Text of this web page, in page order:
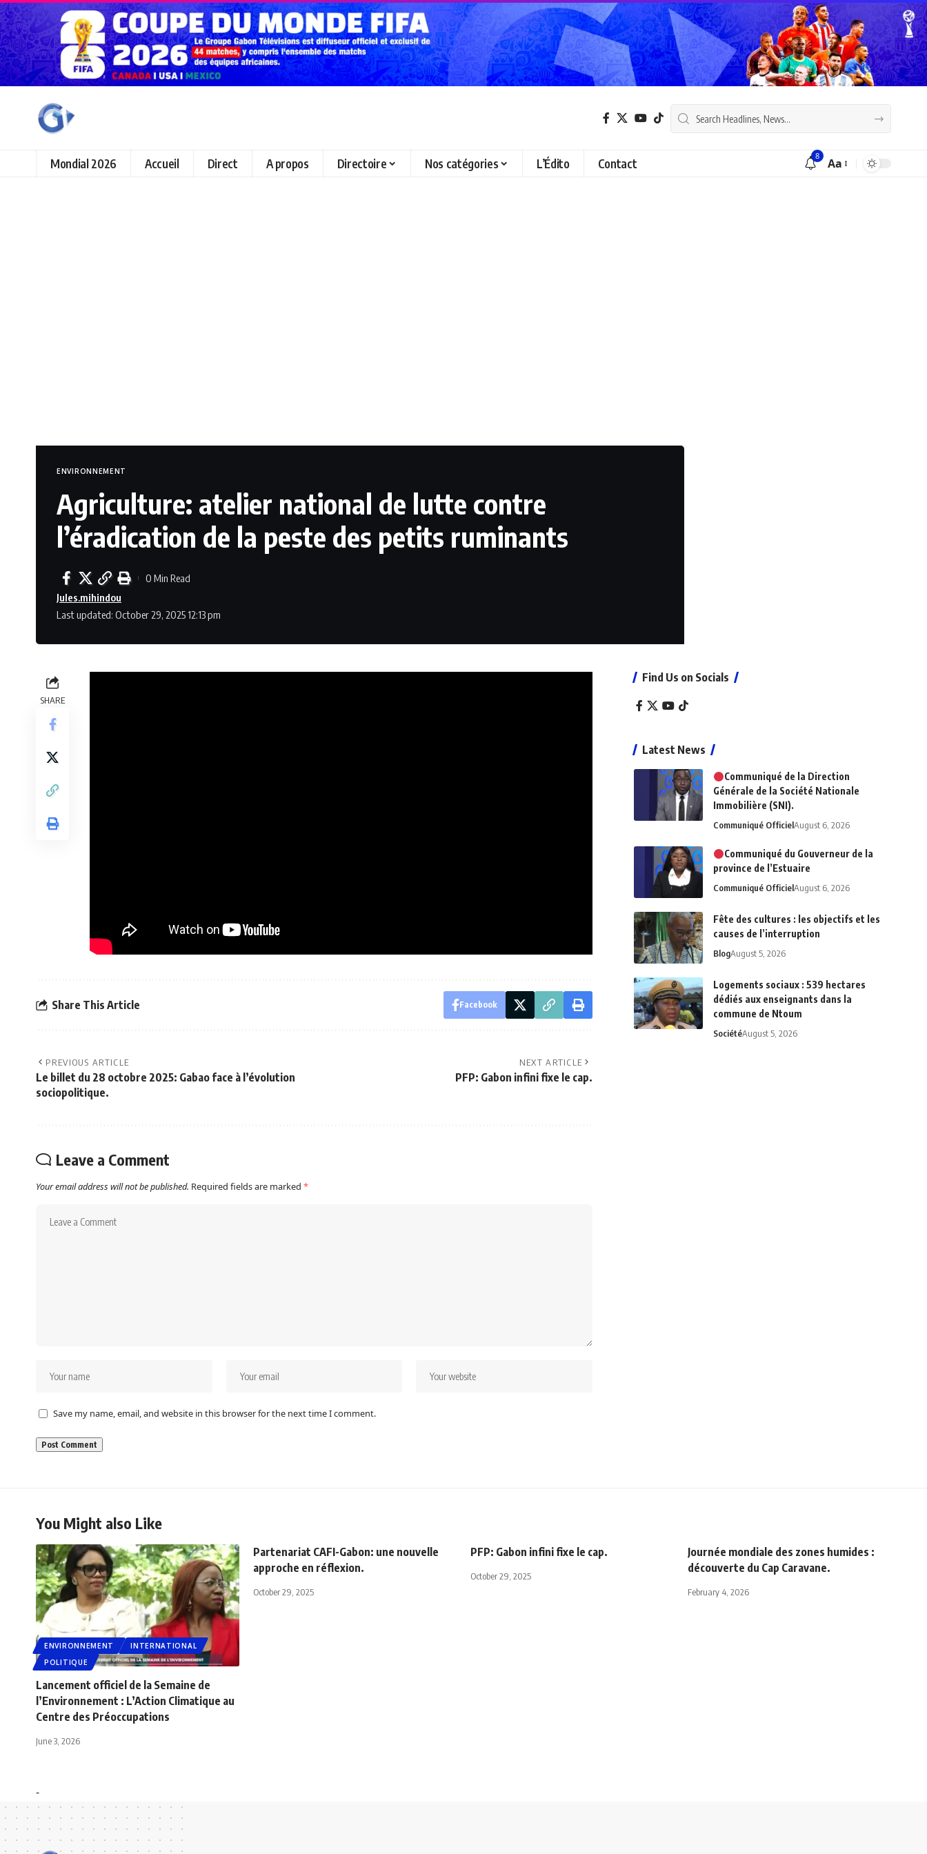
Mondial 2026 Accueil Direct A propos Directoire Nos catégories L’Édito Contact 8 Aa
ENVIRONNEMENT
Agriculture: atelier national de lutte contre
l’éradication de la peste des petits ruminants
Last updated: October 29, 2025 12:13 pm
Jules.mihindou
0 Min Read
SHARE
Share This Article Facebook
PREVIOUS ARTICLE
Le billet du 28 octobre 2025: Gabao face à l’évolution
sociopolitique.
NEXT ARTICLE
PFP: Gabon infini fixe le cap.
Leave a Comment
Your email address will not be published. Required fields are marked *
Save my name, email, and website in this browser for the next time I comment.
Find Us on Socials
Latest News
Communiqué de la Direction
Générale de la Société Nationale
Immobilière (SNI).
Communiqué OfficielAugust 6, 2026
Communiqué du Gouverneur de la
province de l’Estuaire
Communiqué OfficielAugust 6, 2026
Fête des cultures : les objectifs et les
causes de l’interruption
BlogAugust 5, 2026
Logements sociaux : 539 hectares
dédiés aux enseignants dans la
commune de Ntoum
SociétéAugust 5, 2026
You Might also Like
ENVIRONNEMENT
INTERNATIONAL
POLITIQUE
Lancement officiel de la Semaine de
l’Environnement : L’Action Climatique au
Centre des Préoccupations
June 3, 2026
Partenariat CAFI-Gabon: une nouvelle
approche en réflexion.
October 29, 2025
PFP: Gabon infini fixe le cap.
October 29, 2025
Journée mondiale des zones humides :
découverte du Cap Caravane.
February 4, 2026
-